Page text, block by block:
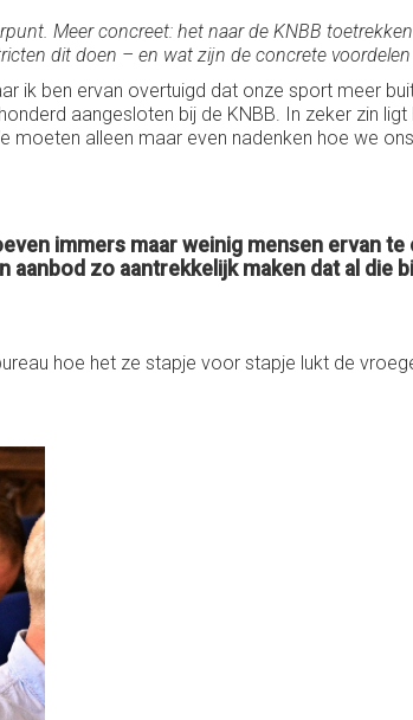
Meer concreet: het naar de KNBB
dit doen – en wat zijn de concrete
ik ben ervan overtuigd dat onze sport meer
aangesloten bij de KNBB. In zeker zin
moeten alleen maar even nadenken hoe we
immers maar weinig mensen ervan
aanbod zo aantrekkelijk maken dat al die
hoe het ze stapje voor stapje lukt de